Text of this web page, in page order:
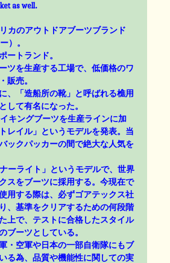
as well.
カのアウトドアブーツブランド
）。
ートランド。
ツを生産する工場で、低価格のワ
販売。
、「造船所の靴」と呼ばれる樵用
して有名になった。
キングブーツを生産ラインに加
レイル」というモデルを発表。当
ックパッカーの間で絶大な人気を
ーライト」というモデルで、世界
スをブーツに採用する。今現在で
用する際は、必ずゴアテックス社
、基準をクリアするための何段階
上で、テストに合格したスタイル
ブーツとしている。
・空軍や日本の一部自衛隊にもブ
る為、品質や機能性に関しての実